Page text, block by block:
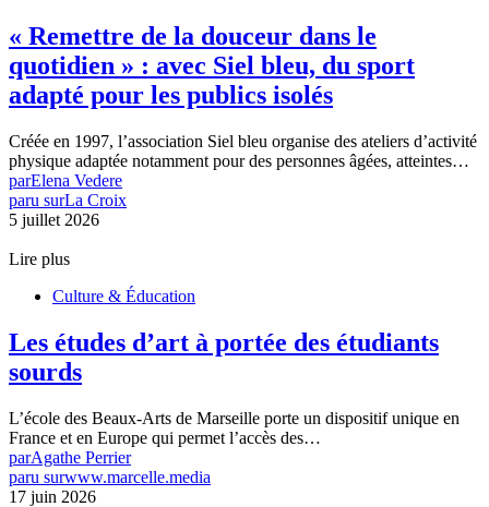
« Remettre de la douceur dans le
quotidien » : avec Siel bleu, du sport
adapté pour les publics isolés
Créée en 1997, l’association Siel bleu organise des ateliers d’activité
physique adaptée notamment pour des personnes âgées, atteintes…
parElena Vedere
paru surLa Croix
5 juillet 2026
Lire plus
Culture & Éducation
Les études d’art à portée des étudiants
sourds
L’école des Beaux-Arts de Marseille porte un dispositif unique en
France et en Europe qui permet l’accès des…
parAgathe Perrier
paru surwww.marcelle.media
17 juin 2026